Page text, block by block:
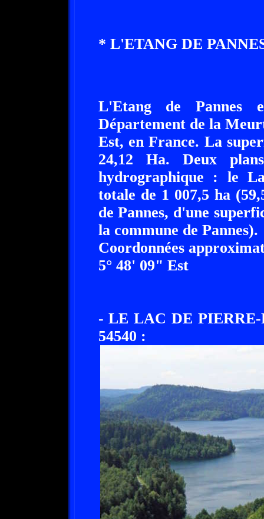
* L'ETANG DE
L'Etang de Pannes
Département de la
Est, en France. La
24,12 Ha. Deux
hydrographique : le
totale de 1 007,5 ha
de Pannes, d'une
la commune de Pannes).
Coordonnées
5° 48' 09" Est
- LE LAC DE PIERRE-
54540 :